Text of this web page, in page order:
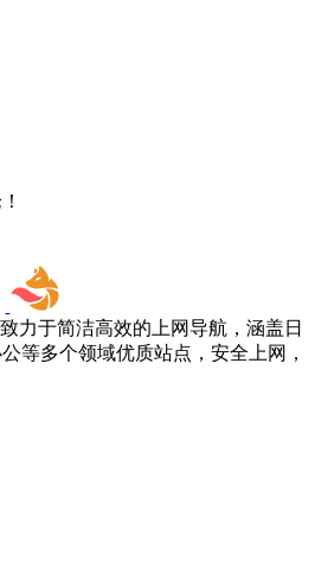
力于简洁高效的上网导航，涵盖日
等多个领域优质站点，安全上网，